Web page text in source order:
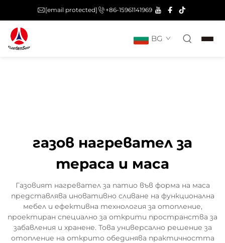
[email protected] +86-15961141969
BG
газов нагревател за
тераса и маса
Газовият нагревател за патио във форма на маса
представлява иновативно сливане на функционална
мебел и ефективна технология за отопление,
проектиран специално за открити пространства за
забавления и хранене. Това универсално решение за
отопление на открито обединява практичността